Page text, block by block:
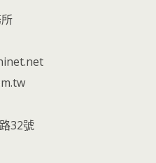
32號